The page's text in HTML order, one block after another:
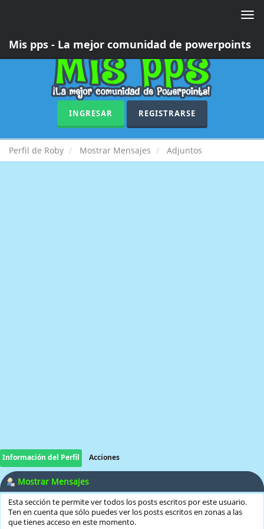
Mis pps - La mejor comunidad de powerpoints
INGRESAR REGISTRARSE
Perfil de Roby Mostrar Mensajes Adjuntos
Información del Perfil Acciones
Mostrar Mensajes
Esta sección te permite ver todos los posts escritos por este usuario.
Ten en cuenta que sólo puedes ver los posts escritos en zonas a las
que tienes acceso en este momento.